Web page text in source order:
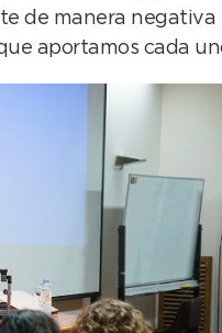
de manera
aportamos cada